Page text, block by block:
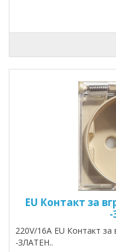
EU Контакт за
220V/16A EU Контакт
-ЗЛАТЕН..